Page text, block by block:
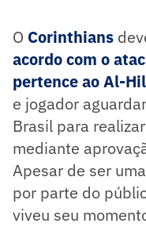
O Corinthians
acordo com o
pertence ao Al-
e jogador
Brasil para
mediante
Apesar de ser
por parte do
viveu seu